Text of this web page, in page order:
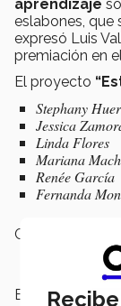
aprendizaje
eslabones, que
expresó Luis
premiación en el
El proyecto
Stephany
Jessica
Linda Flores
Mariana
Renée García
Fernanda
Campus:
Escuelas: